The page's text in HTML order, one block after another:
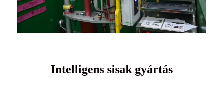
Intelligens sisak gyártás